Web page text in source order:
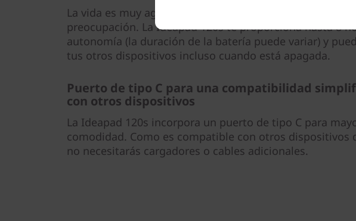
La vida es muy agitada y quedarte sin batería debería
preocupación. La Ideapad 120s te proporciona hasta 8
autonomía (la duración de la batería puede variar) y
tus otros dispositivos incluso cuando está apagada.
Puerto de tipo C para una compatibilidad
con otros dispositivos
La Ideapad 120s incorpora un puerto de tipo C para
comodidad. Como es compatible con otros dispositivos
no necesitarás cargadores o cables adicionales.